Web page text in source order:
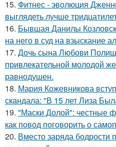
15. Фитнес - эволюция
выглядеть лучше
16. Бывшая Данилы
на него в суд на взыскание
17. Дочь сына Любови
привлекательной молодой
равнодушен.
18. Мария Кожевникова
скандала: "В 15 лет Лиза
19. "Маски Долой": честные
как повод поговорить о
20. Вместо заряда бодрости